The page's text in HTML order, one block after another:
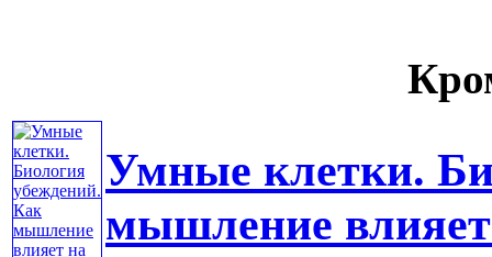
Умные клетки.
мышление